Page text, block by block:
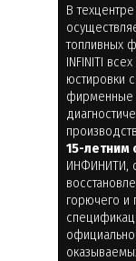
В техцентре
топливных
INFINITI
юстировки
фирменные
15-летним
ИНФИНИТИ,
горючего и